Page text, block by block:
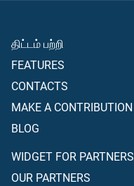
திட்டம் பற்றி
FEATURES
CONTACTS
MAKE A CONTRIBUTION
BLOG
WIDGET FOR PARTNERS
OUR PARTNERS